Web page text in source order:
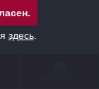
здесь.